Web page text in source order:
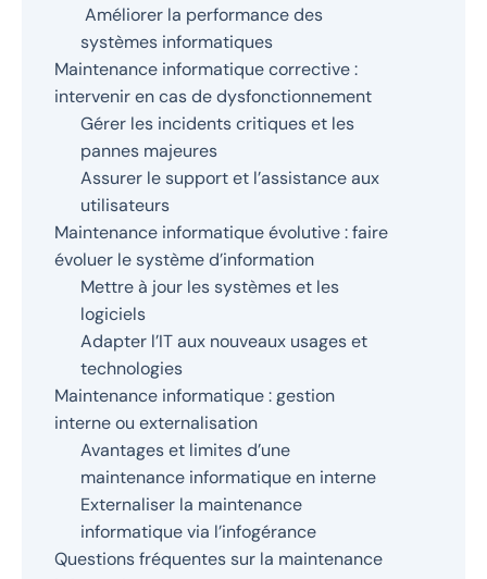
Améliorer la performance des
systèmes informatiques
Maintenance informatique corrective :
intervenir en cas de dysfonctionnement
Gérer les incidents critiques et les
pannes majeures
Assurer le support et l’assistance aux
utilisateurs
Maintenance informatique évolutive : faire
évoluer le système d’information
Mettre à jour les systèmes et les
logiciels
Adapter l’IT aux nouveaux usages et
technologies
Maintenance informatique : gestion
interne ou externalisation
Avantages et limites d’une
maintenance informatique en interne
Externaliser la maintenance
informatique via l’infogérance
Questions fréquentes sur la maintenance